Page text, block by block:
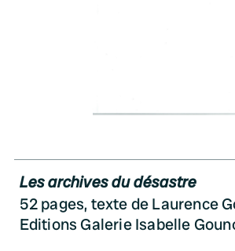
Les archives du désastre
52 pages, texte de Laurence
Editions Galerie Isabelle